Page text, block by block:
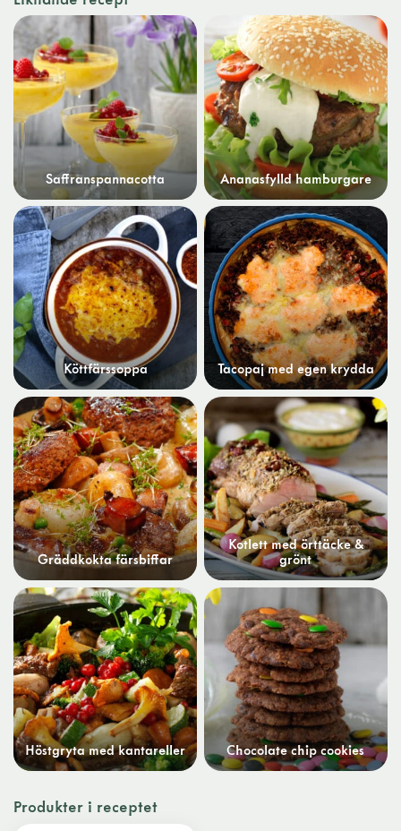
Saffranspannacotta Ananasfylld hamburgare
Köttfärssoppa Tacopaj med egen krydda
Gräddkokta färsbiffar
Kotlett med örttäcke &
grönt
Höstgryta med kantareller Chocolate chip cookies
Produkter i receptet